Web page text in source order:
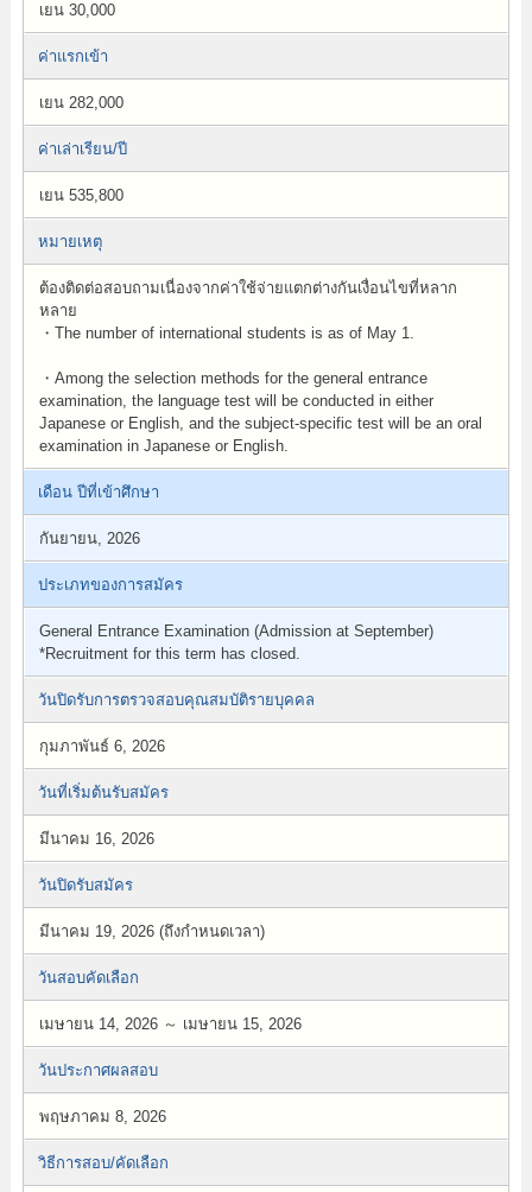
เยน 30,000
ค่าแรกเข้า
เยน 282,000
ค่าเล่าเรียน/ปี
เยน 535,800
หมายเหตุ
ต้องติดต่อสอบถามเนื่องจากค่าใช้จ่ายแตกต่างกันเงื่อนไขที่หลาก
หลาย
・The number of international students is as of May 1.
・Among the selection methods for the general entrance
examination, the language test will be conducted in either
Japanese or English, and the subject-specific test will be an oral
examination in Japanese or English.
เดือน ปีที่เข้าศึกษา
กันยายน, 2026
ประเภทของการสมัคร
General Entrance Examination (Admission at September)
*Recruitment for this term has closed.
วันปิดรับการตรวจสอบคุณสมบัติรายบุคคล
กุมภาพันธ์ 6, 2026
วันที่เริ่มต้นรับสมัคร
มีนาคม 16, 2026
วันปิดรับสมัคร
มีนาคม 19, 2026 (ถึงกำหนดเวลา)
วันสอบคัดเลือก
เมษายน 14, 2026 ～ เมษายน 15, 2026
วันประกาศผลสอบ
พฤษภาคม 8, 2026
วิธีการสอบ/คัดเลือก